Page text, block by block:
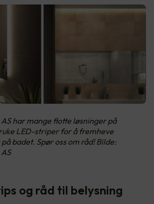
har mange flotte løsninger på
LED-striper for å fremheve
badet. Spør oss om råd! Bilde:
og råd til belysning